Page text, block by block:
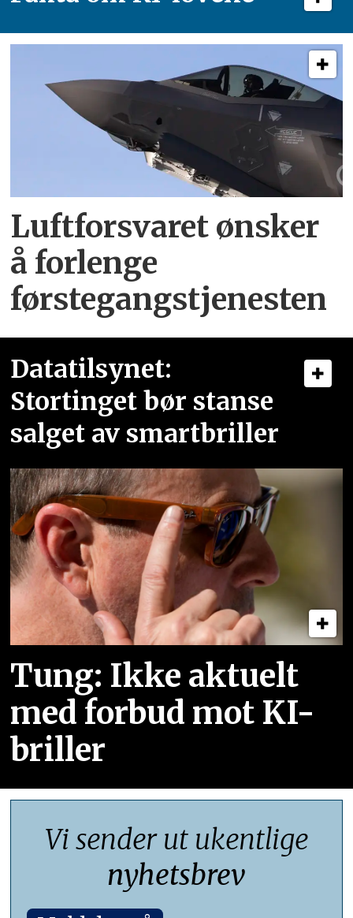
Luftforsvaret ønsker
å forlenge
førstegangstjenesten
Datatilsynet:
Stortinget bør stanse
salget av smartbriller
Tung: Ikke aktuelt
med forbud mot KI-
briller
Vi sender ut ukentlige
nyhetsbrev